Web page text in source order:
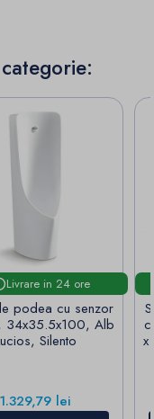
Livrare in 24 ore
podea cu senzor
34x35.5x100, Alb
Silento
Pret
1.329,79 lei
x